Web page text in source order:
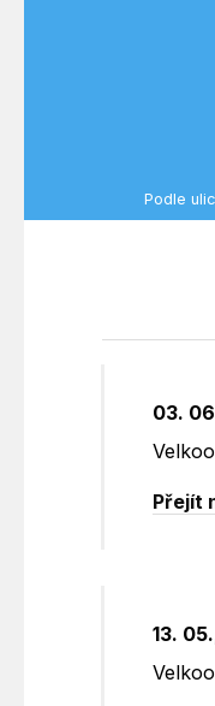
Podle ulic
03.
Přejít
13.